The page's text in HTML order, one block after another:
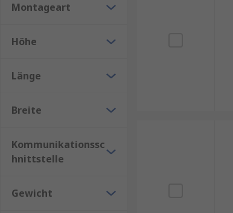
Industrieautomation:
Überwachung
Steuerung von
Intelligente Regelung
Kontrolle von
Montageart
Höhe
Länge
Breite
Kommunikationssc
hnittstelle
Gewicht